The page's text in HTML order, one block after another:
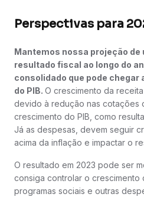
Perspectivas para
Mantemos nossa projeção de
resultado fiscal ao longo do
consolidado que pode chegar
do PIB. O crescimento da
devido à redução nas cotações
crescimento do PIB, como
Já as despesas, devem seguir
acima da inflação e impactar o
O resultado em 2023 pode ser
consiga controlar o crescimento
programas sociais e outras